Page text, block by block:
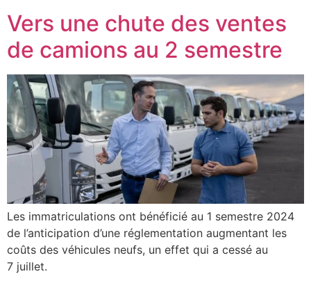
Vers une chute des ventes
de camions au 2 semestre
Les immatriculations ont bénéficié au 1 semestre 2024
de l’anticipation d’une réglementation augmentant les
coûts des véhicules neufs, un effet qui a cessé au
7 juillet.